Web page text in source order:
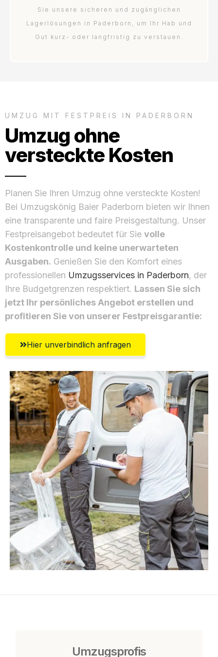
Sie unsere sicheren und zugänglichen
Lagerlösungen in Paderborn, um Ihr Hab und
Gut kurz- oder langfristig zu verstauen.
UMZUG MIT FESTPREIS IN PADERBORN
Umzug ohne
versteckte Kosten
Planen Sie Ihren Umzug ohne versteckte Kosten!
Bei Umzugskönig Baier Paderborn bieten wir Ihnen
eine transparente und faire Preisgestaltung. Unser
Festpreisangebot bedeutet für Sie volle
Kostenkontrolle und keine unerwarteten
Ausgaben. Genießen Sie den Komfort eines
professionellen Umzugsservices in Paderborn, der
Ihre Budgetgrenzen respektiert. Lassen Sie sich
jetzt Ihr persönliches Angebot erstellen und
profitieren Sie von unserer Festpreisgarantie:
Hier unverbindlich anfragen
Umzugsprofis